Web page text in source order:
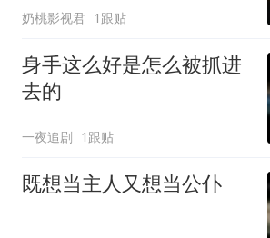
奶桃影视君 1跟贴
身手这么好是怎么被抓进
去的
一夜追剧 1跟贴
既想当主人又想当公仆